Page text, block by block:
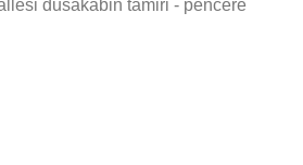
dusakabin tamiri - pencere